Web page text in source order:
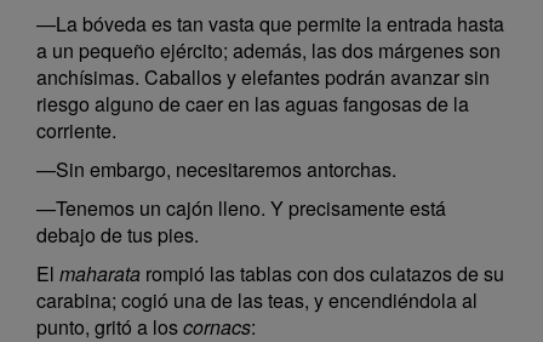
—La bóveda es tan vasta que permite la entrada hasta
a un pequeño ejército; además, las dos márgenes son
anchísimas. Caballos y elefantes podrán avanzar sin
riesgo alguno de caer en las aguas fangosas de la
corriente.
—Sin embargo, necesitaremos antorchas.
—Tenemos un cajón lleno. Y precisamente está
debajo de tus pies.
El maharata rompió las tablas con dos culatazos de su
carabina; cogió una de las teas, y encendiéndola al
punto, gritó a loscornacs: